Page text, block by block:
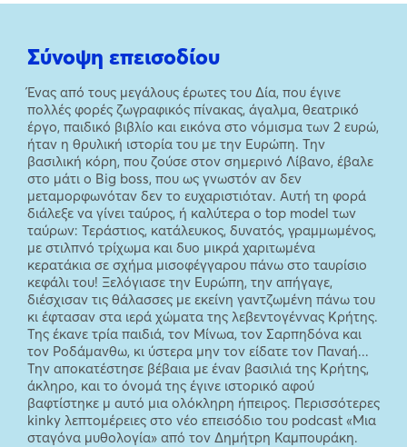
Σύνοψη επεισοδίου
Ένας από τους μεγάλους έρωτες του Δία, που έγινε
πολλές φορές ζωγραφικός πίνακας, άγαλμα, θεατρικό
έργο, παιδικό βιβλίο και εικόνα στο νόμισμα των 2 ευρώ,
ήταν η θρυλική ιστορία του με την Ευρώπη. Την
βασιλική κόρη, που ζούσε στον σημερινό Λίβανο, έβαλε
στο μάτι ο Big boss, που ως γνωστόν αν δεν
μεταμορφωνόταν δεν το ευχαριστιόταν. Αυτή τη φορά
διάλεξε να γίνει ταύρος, ή καλύτερα ο top model των
ταύρων: Τεράστιος, κατάλευκος, δυνατός, γραμμωμένος,
με στιλπνό τρίχωμα και δυο μικρά χαριτωμένα
κερατάκια σε σχήμα μισοφέγγαρου πάνω στο ταυρίσιο
κεφάλι του! Ξελόγιασε την Ευρώπη, την απήγαγε,
διέσχισαν τις θάλασσες με εκείνη γαντζωμένη πάνω του
κι έφτασαν στα ιερά χώματα της λεβεντογέννας Κρήτης.
Της έκανε τρία παιδιά, τον Μίνωα, τον Σαρπηδόνα και
τον Ροδάμανθω, κι ύστερα μην τον είδατε τον Παναή...
Την αποκατέστησε βέβαια με έναν βασιλιά της Κρήτης,
άκληρο, και το όνομά της έγινε ιστορικό αφού
βαφτίστηκε μ αυτό μια ολόκληρη ήπειρος. Περισσότερες
kinky λεπτομέρειες στο νέο επεισόδιο του podcast «Μια
σταγόνα μυθολογία» από τον Δημήτρη Καμπουράκη.